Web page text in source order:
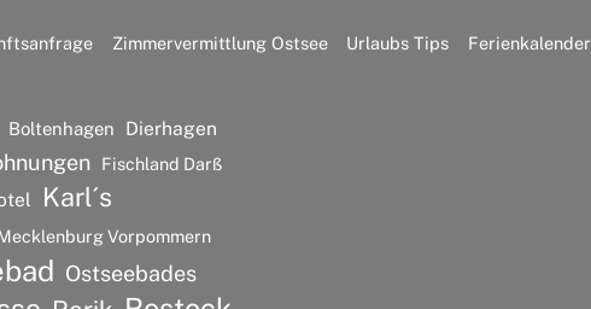
Zimmervermittlung Ostsee Urlaubs Tips Ferienkalender
Boltenhagen Dierhagen
Fischland Darß
Karl´s
Vorpommern
Ostseebades